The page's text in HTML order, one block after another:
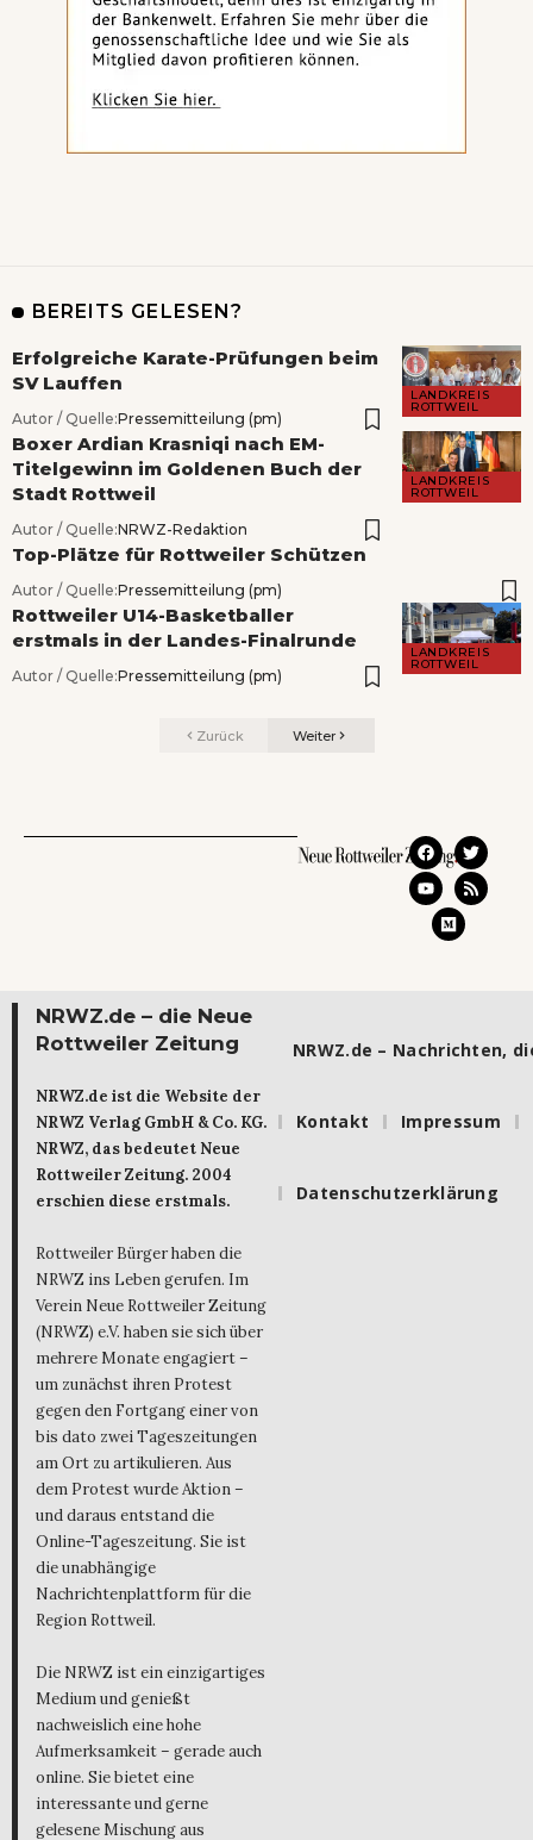
BEREITS GELESEN?
LANDKREIS
ROTTWEIL
Erfolgreiche Karate-Prüfungen beim
SV Lauffen
Autor / Quelle:Pressemitteilung (pm)
LANDKREIS
ROTTWEIL
Boxer Ardian Krasniqi nach EM-
Titelgewinn im Goldenen Buch der
Stadt Rottweil
Autor / Quelle:NRWZ-Redaktion
Top-Plätze für Rottweiler Schützen
Autor / Quelle:Pressemitteilung (pm)
LANDKREIS
ROTTWEIL
Rottweiler U14-Basketballer
erstmals in der Landes-Finalrunde
Autor / Quelle:Pressemitteilung (pm)
Zurück Weiter
NRWZ.de – die Neue
Rottweiler Zeitung
NRWZ.de ist die Website der
NRWZ Verlag GmbH & Co. KG.
NRWZ, das bedeutet Neue
Rottweiler Zeitung. 2004
erschien diese erstmals.
Rottweiler Bürger haben die
NRWZ ins Leben gerufen. Im
Verein Neue Rottweiler Zeitung
(NRWZ) e.V. haben sie sich über
mehrere Monate engagiert –
um zunächst ihren Protest
gegen den Fortgang einer von
bis dato zwei Tageszeitungen
am Ort zu artikulieren. Aus
dem Protest wurde Aktion –
und daraus entstand die
Online-Tageszeitung. Sie ist
die unabhängige
Nachrichtenplattform für die
Region Rottweil.
Die NRWZ ist ein einzigartiges
Medium und genießt
nachweislich eine hohe
Aufmerksamkeit – gerade auch
online. Sie bietet eine
interessante und gerne
gelesene Mischung aus
NRWZ.de – Nachrichten,
Kontakt Impressum
Datenschutzerklärung